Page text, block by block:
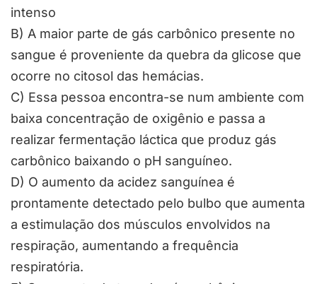
intenso
B) A maior parte de gás carbônico presente no
sangue é proveniente da quebra da glicose que
ocorre no citosol das hemácias.
C) Essa pessoa encontra-se num ambiente com
baixa concentração de oxigênio e passa a
realizar fermentação láctica que produz gás
carbônico baixando o pH sanguíneo.
D) O aumento da acidez sanguínea é
prontamente detectado pelo bulbo que aumenta
a estimulação dos músculos envolvidos na
respiração, aumentando a frequência
respiratória.